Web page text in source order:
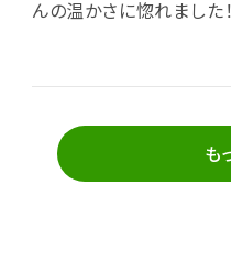
んの温かさに惚れました
も